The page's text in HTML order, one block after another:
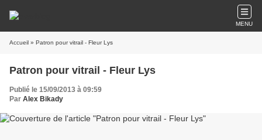
MENU
Accueil » Patron pour vitrail - Fleur Lys
Patron pour vitrail - Fleur Lys
Publié le 15/09/2013 à 09:59
Par Alex Bikady